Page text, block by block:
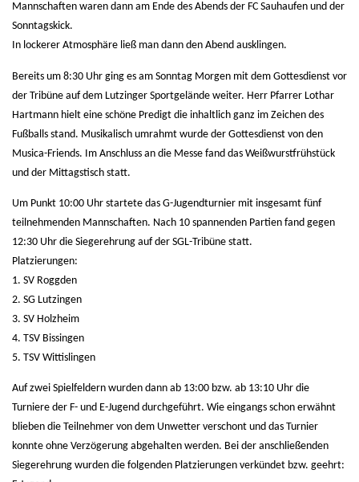
Mannschaften waren dann am Ende des Abends der FC Sauhaufen und der
Sonntagskick.
In lockerer Atmosphäre ließ man dann den Abend ausklingen.
Bereits um 8:30 Uhr ging es am Sonntag Morgen mit dem Gottesdienst vor
der Tribüne auf dem Lutzinger Sportgelände weiter. Herr Pfarrer Lothar
Hartmann hielt eine schöne Predigt die inhaltlich ganz im Zeichen des
Fußballs stand. Musikalisch umrahmt wurde der Gottesdienst von den
Musica-Friends. Im Anschluss an die Messe fand das Weißwurstfrühstück
und der Mittagstisch statt.
Um Punkt 10:00 Uhr startete das G-Jugendturnier mit insgesamt fünf
teilnehmenden Mannschaften. Nach 10 spannenden Partien fand gegen
12:30 Uhr die Siegerehrung auf der SGL-Tribüne statt.
Platzierungen:
1. SV Roggden
2. SG Lutzingen
3. SV Holzheim
4. TSV Bissingen
5. TSV Wittislingen
Auf zwei Spielfeldern wurden dann ab 13:00 bzw. ab 13:10 Uhr die
Turniere der F- und E-Jugend durchgeführt. Wie eingangs schon erwähnt
blieben die Teilnehmer von dem Unwetter verschont und das Turnier
konnte ohne Verzögerung abgehalten werden. Bei der anschließenden
Siegerehrung wurden die folgenden Platzierungen verkündet bzw. geehrt: